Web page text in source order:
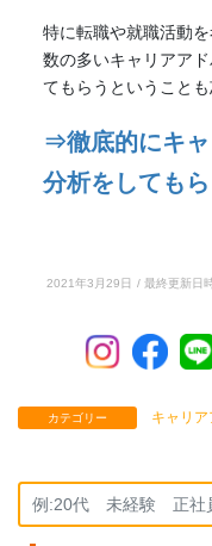
特に転職や就職活動
数の多いキャリアア
てもらうということ
⇒徹底的にキ
分析をしてもら
2021年3月29日 / 最終更新日
カテゴリー キャリ